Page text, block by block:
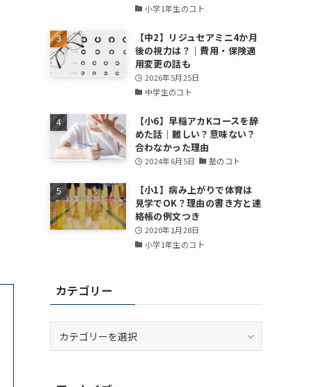
小学1年生のコト
【中2】リジュセアミニ4か月
後の視力は？｜費用・保険適
用変更の話も
2026年5月25日
中学生のコト
【小6】早稲アカKコースを辞
めた話｜難しい？意味ない？
合わなかった理由
2024年6月5日 塾のコト
【小1】病み上がりで体育は
見学でOK？理由の書き方と連
絡帳の例文つき
2020年1月28日
小学1年生のコト
カテゴリー